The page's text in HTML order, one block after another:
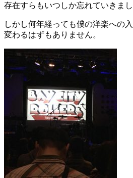
存在すらもいつしか忘れていきまし
しかし何年経っても僕の洋楽への
変わるはずもありません。